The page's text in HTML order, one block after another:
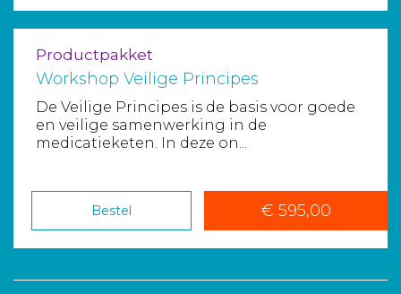
Productpakket
Workshop Veilige Principes
De Veilige Principes is de basis voor goede
en veilige samenwerking in de
medicatieketen. In deze on...
Bestel € 595,00